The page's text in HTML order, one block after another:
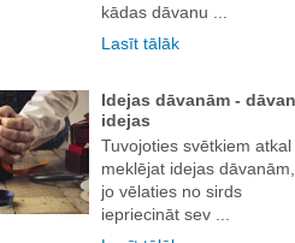
kādas dāvanu ...
Lasīt tālāk
Idejas dāvanām -
idejas
Tuvojoties svētkiem atkal
meklējat idejas dāvanām,
jo vēlaties no sirds
iepriecināt sev ...